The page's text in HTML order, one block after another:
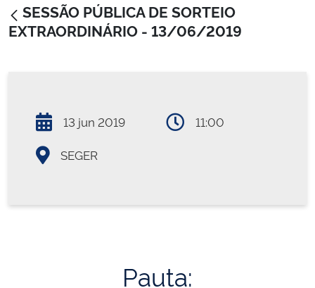
SESSÃO PÚBLICA DE SORTEIO
EXTRAORDINÁRIO - 13/06/2019
13 jun 2019 11:00
SEGER
Pauta: